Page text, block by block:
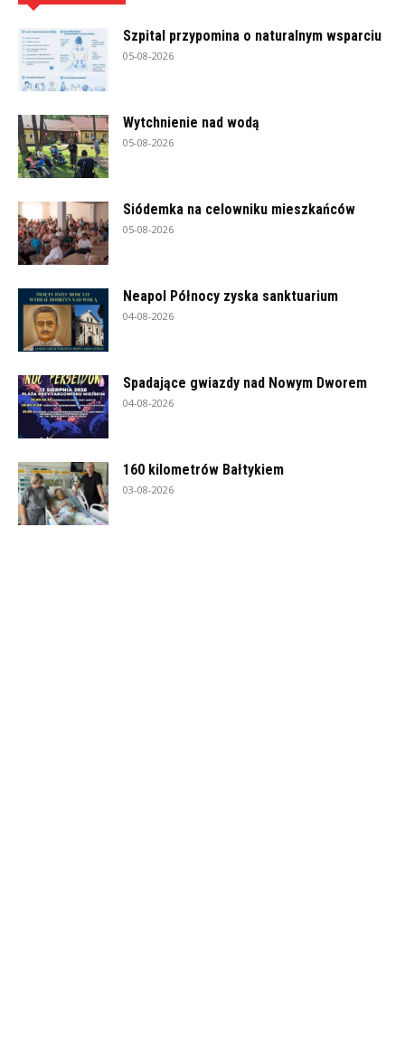
Szpital przypomina o naturalnym wsparciu
05-08-2026
Wytchnienie nad wodą
05-08-2026
Siódemka na celowniku mieszkańców
05-08-2026
Neapol Północy zyska sanktuarium
04-08-2026
Spadające gwiazdy nad Nowym Dworem
04-08-2026
160 kilometrów Bałtykiem
03-08-2026